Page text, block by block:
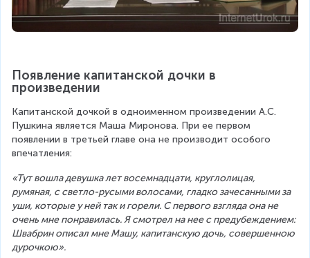
Появление капитанской дочки в
произведении
Капитанской дочкой в одноименном произведении А.С.
Пушкина является Маша Миронова. При ее первом
появлении в третьей главе она не производит особого
впечатления:
«Тут вошла девушка лет восемнадцати, круглолицая,
румяная, с светло-русыми волосами, гладко зачесанными за
уши, которые у ней так и горели. С первого взгляда она не
очень мне понравилась. Я смотрел на нее с предубеждением:
Швабрин описал мне Машу, капитанскую дочь, совершенною
дурочкою».